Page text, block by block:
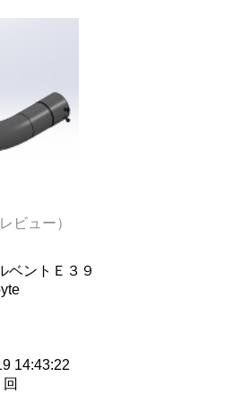
ビュー）
ベントＥ３９
14:43:22